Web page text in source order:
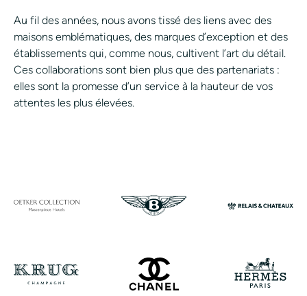
Au fil des années, nous avons tissé des liens avec des
maisons emblématiques, des marques d’exception et des
établissements qui, comme nous, cultivent l’art du détail.
Ces collaborations sont bien plus que des partenariats :
elles sont la promesse d’un service à la hauteur de vos
attentes les plus élevées.